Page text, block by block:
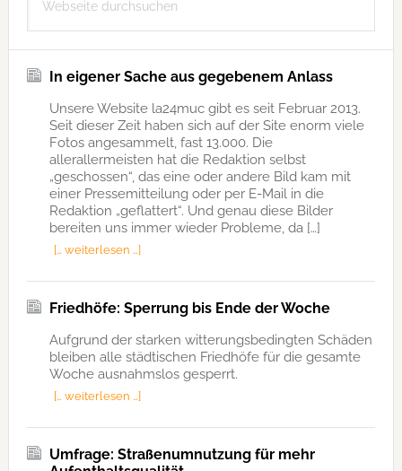
durchsuchen
In eigener Sache aus gegebenem Anlass
Unsere Website la24muc gibt es seit Februar 2013.
Seit dieser Zeit haben sich auf der Site enorm viele
Fotos angesammelt, fast 13.000. Die
allerallermeisten hat die Redaktion selbst
„geschossen“, das eine oder andere Bild kam mit
einer Pressemitteilung oder per E-Mail in die
Redaktion „geflattert“. Und genau diese Bilder
bereiten uns immer wieder Probleme, da […]
[… weiterlesen …]
Friedhöfe: Sperrung bis Ende der Woche
Aufgrund der starken witterungsbedingten Schäden
bleiben alle städtischen Friedhöfe für die gesamte
Woche ausnahmslos gesperrt.
[… weiterlesen …]
Umfrage: Straßenumnutzung für mehr